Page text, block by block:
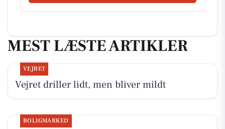
MEST LÆSTE ARTIKLER
VEJRET
Vejret driller lidt, men bliver mildt
BOLIGMARKED